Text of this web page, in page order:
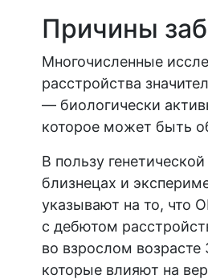
Причины
Многочисленные
расстройства
— биологически
которое может быть
В пользу
близнецах и
указывают на то, что
с дебютом
во взрослом возрасте
которые влияют на